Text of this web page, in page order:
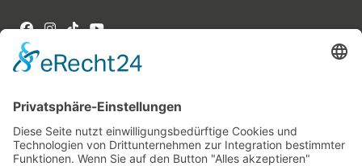
Der Weg zum Ausbildungsplatz
Karrierechancen & Verdienst